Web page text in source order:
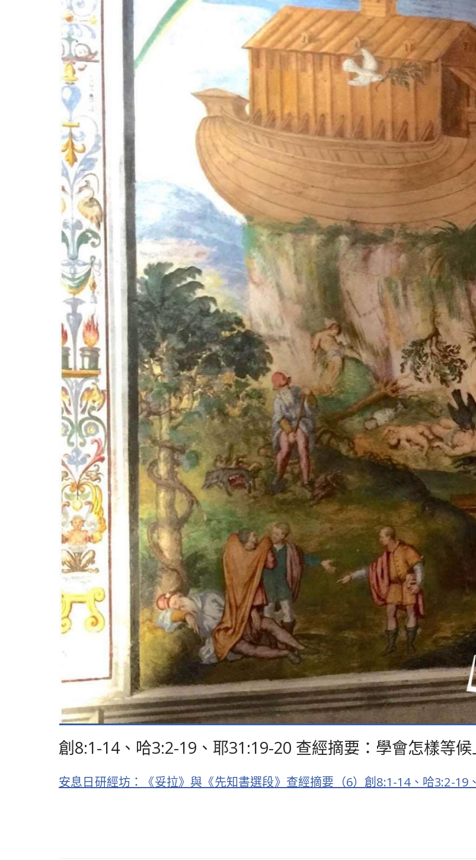
創8:1-14、哈3:2-19、耶31:19-20 查經摘要：學會怎樣等候
安息日研經坊：《妥拉》與《先知書選段》查經摘要（6）創8:1-14、哈3:2-19